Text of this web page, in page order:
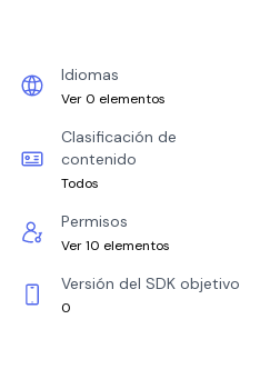
Idiomas
Ver 0 elementos
Clasificación de
contenido
Todos
Permisos
Ver 10 elementos
Versión del SDK objetivo
0